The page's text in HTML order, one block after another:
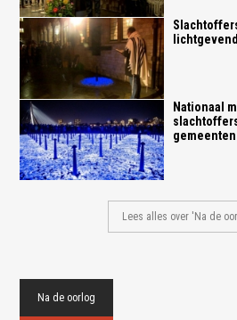
Nationaal
gemeenten
Lees alles over 'Na de
Na de oorlog